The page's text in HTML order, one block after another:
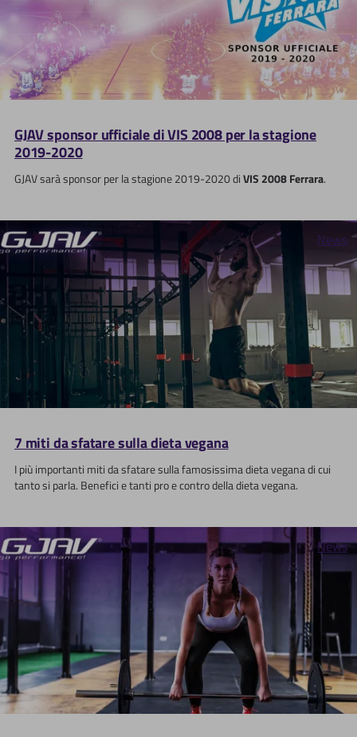
GJAV sponsor ufficiale di VIS 2008 per la stagione
2019-2020
GJAV sarà sponsor per la stagione 2019-2020 di VIS 2008 Ferrara.
News
7 miti da sfatare sulla dieta vegana
I più importanti miti da sfatare sulla famosissima dieta vegana di cui
tanto si parla. Benefici e tanti pro e contro della dieta vegana.
News